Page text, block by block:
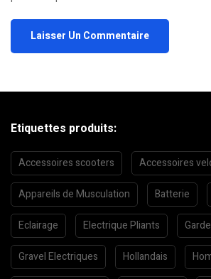
Etiquettes produits:
Accessoires scooters Accessoires
Appareils de Musculation Batterie
Eclairage Electrique Pliants
Gravel Electriques Hollandais